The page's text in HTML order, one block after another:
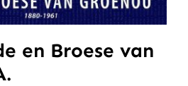
en Broese van